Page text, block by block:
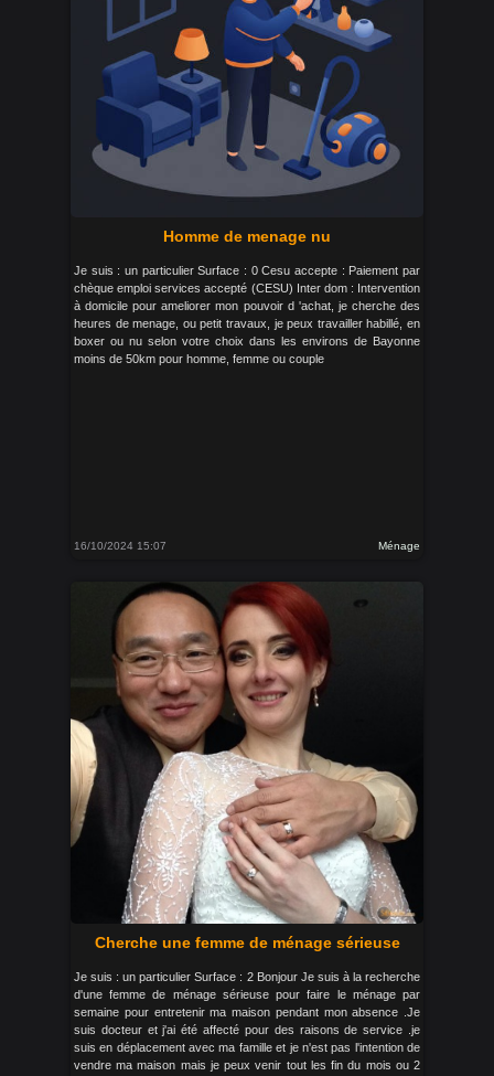
Homme de menage nu
Je suis : un particulier Surface : 0 Cesu accepte : Paiement par
chèque emploi services accepté (CESU) Inter dom : Intervention
à domicile pour ameliorer mon pouvoir d 'achat, je cherche des
heures de menage, ou petit travaux, je peux travailler habillé, en
boxer ou nu selon votre choix dans les environs de Bayonne
moins de 50km pour homme, femme ou couple
16/10/2024 15:07 Ménage
Cherche une femme de ménage sérieuse
Je suis : un particulier Surface : 2 Bonjour Je suis à la recherche
d'une femme de ménage sérieuse pour faire le ménage par
semaine pour entretenir ma maison pendant mon absence .Je
suis docteur et j'ai été affecté pour des raisons de service .je
suis en déplacement avec ma famille et je n'est pas l'intention de
vendre ma maison mais je peux venir tout les fin du mois ou 2